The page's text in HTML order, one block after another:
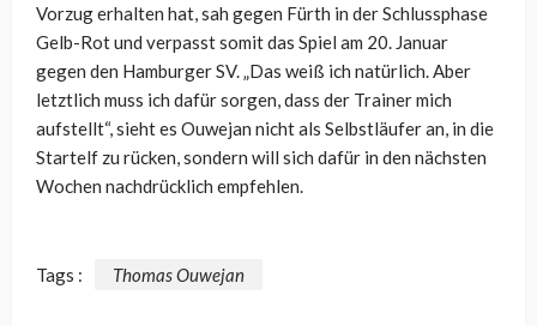
Vorzug erhalten hat, sah gegen Fürth in der Schlussphase
Gelb-Rot und verpasst somit das Spiel am 20. Januar
gegen den Hamburger SV. „Das weiß ich natürlich. Aber
letztlich muss ich dafür sorgen, dass der Trainer mich
aufstellt“, sieht es Ouwejan nicht als Selbstläufer an, in die
Startelf zu rücken, sondern will sich dafür in den nächsten
Wochen nachdrücklich empfehlen.
Tags : Thomas Ouwejan